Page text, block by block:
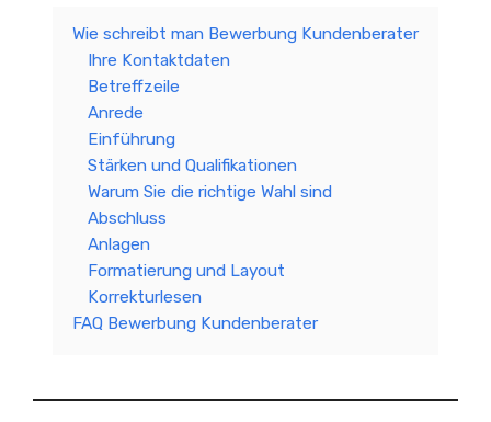
Wie schreibt man Bewerbung Kundenberater
Ihre Kontaktdaten
Betreffzeile
Anrede
Einführung
Stärken und Qualifikationen
Warum Sie die richtige Wahl sind
Abschluss
Anlagen
Formatierung und Layout
Korrekturlesen
FAQ Bewerbung Kundenberater